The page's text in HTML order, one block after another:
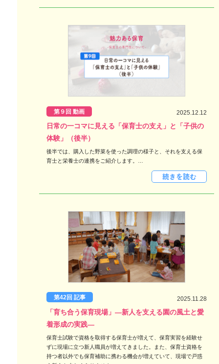
第９回 動画 2025.12.12
日常の一コマに見える「保育士の支え」と「子供の
体験」（後半）
後半では、購入した野菜を使った調理の様子と、それを支える保
育士と栄養士の連携をご紹介します。…
第42回 記事 2025.11.28
「育ち合う保育現場」―新人を支える園の風土と愛
着形成の実践―
保育士試験で資格を取得する保育士が増えて、保育実習を経験せ
ずに現場に立つ新人職員が増えてきました。また、保育士資格を
持つ者以外でも保育補助に携わる機会が増えていて、現場で戸惑